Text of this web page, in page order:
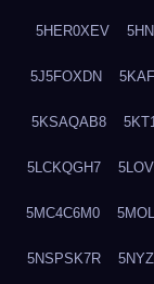
5HER0XEV
5J5FOXDN
5KSAQAB8
5LCKQGH7
5MC4C6M0
5NSPSK7R